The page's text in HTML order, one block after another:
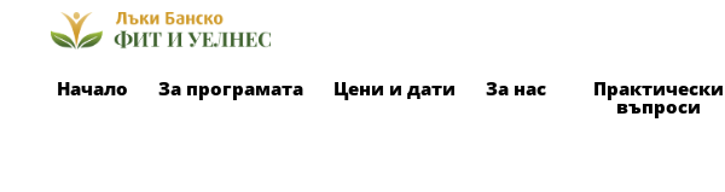
contentPrimary
Начало За програмата Цени и дати За нас Практически
въпроси